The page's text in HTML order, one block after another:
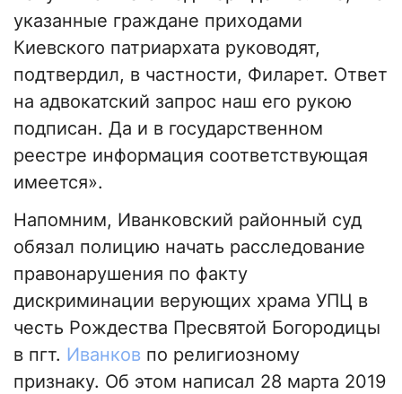
указанные граждане приходами
Киевского патриархата руководят,
подтвердил, в частности, Филарет. Ответ
на адвокатский запрос наш его рукою
подписан. Да и в государственном
реестре информация соответствующая
имеется».
Напомним, Иванковский районный суд
обязал полицию начать расследование
правонарушения по факту
дискриминации верующих храма УПЦ в
честь Рождества Пресвятой Богородицы
в пгт. Иванков по религиозному
признаку. Об этом написал 28 марта 2019